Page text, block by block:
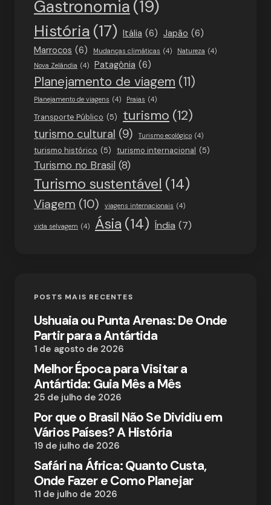
Gastronomia (19)
História (17) Itália (6) Japão (6)
Marrocos (6) Mudanças climáticas (4) Natureza (4)
Nova Zelândia (4) Patagônia (6)
Planejamento de viagem (11)
Planejamento de viagens (4) Praias (4)
Transporte Público (5) turismo (12)
turismo cultural (9) Turismo ecológico (4)
turismo histórico (5) turismo internacional (5)
Turismo no Brasil (8)
Turismo sustentável (14)
Viagem (10) viagens internacionais (4)
vida selvagem (4) Ásia (14) Índia (7)
POSTS MAIS RECENTES
Ushuaia ou Punta Arenas: De Onde
Partir para a Antártida
1 de agosto de 2026
Melhor Época para Visitar a
Antártida: Guia Mês a Mês
25 de julho de 2026
Por que o Brasil Não Se Dividiu em
Vários Países? A História
19 de julho de 2026
Safári na África: Quanto Custa,
Onde Fazer e Como Planejar
11 de julho de 2026